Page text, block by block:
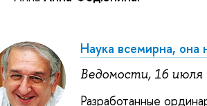
Наука всемирна, она
Ведомости, 16 июля
Разработанные